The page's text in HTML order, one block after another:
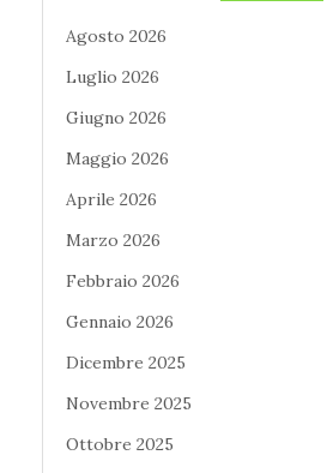
Agosto 2026
Luglio 2026
Giugno 2026
Maggio 2026
Aprile 2026
Marzo 2026
Febbraio 2026
Gennaio 2026
Dicembre 2025
Novembre 2025
Ottobre 2025